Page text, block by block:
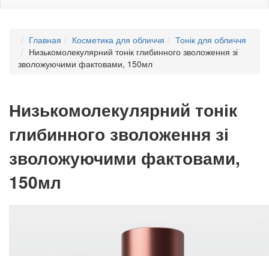
Главная Косметика для обличчя
Тонік для обличчя
Низькомолекулярний тонік глибинного зволоження зі
зволожуючими фактовами, 150мл
Низькомолекулярний тонік
глибинного зволоження зі
зволожуючими фактовами,
150мл